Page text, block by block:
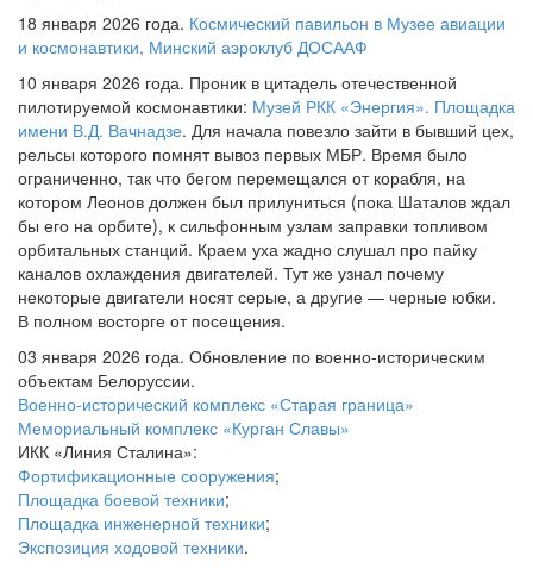
18 января 2026 года. Космический павильон в Музее авиации
и космонавтики, Минский аэроклуб ДОСААФ
10 января 2026 года. Проник в цитадель отечественной
пилотируемой космонавтики: Музей РКК «Энергия». Площадка
имени В.Д. Вачнадзе. Для начала повезло зайти в бывший цех,
рельсы которого помнят вывоз первых МБР. Время было
ограниченно, так что бегом перемещался от корабля, на
котором Леонов должен был прилуниться (пока Шаталов ждал
бы его на орбите), к сильфонным узлам заправки топливом
орбитальных станций. Краем уха жадно слушал про пайку
каналов охлаждения двигателей. Тут же узнал почему
некоторые двигатели носят серые, а другие — черные юбки.
В полном восторге от посещения.
03 января 2026 года. Обновление по военно-историческим
объектам Белоруссии.
Военно-исторический комплекс «Старая граница»
Мемориальный комплекс «Курган Славы»
ИКК «Линия Сталина»:
Фортификационные сооружения;
Площадка боевой техники;
Площадка инженерной техники;
Экспозиция ходовой техники.